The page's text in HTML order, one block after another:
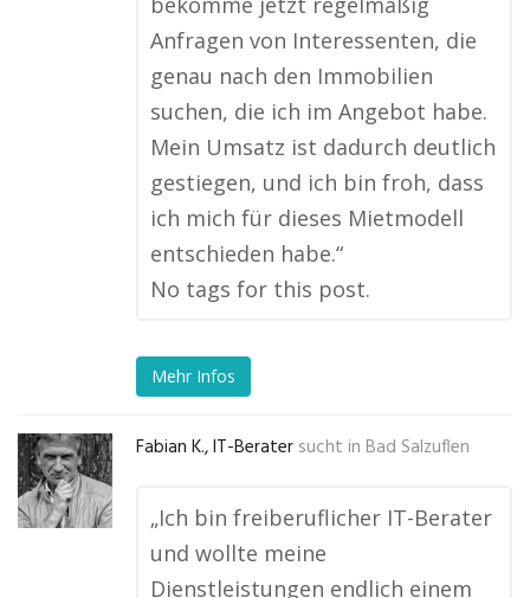
Anfragen von Interessenten, die
genau nach den Immobilien
suchen, die ich im Angebot habe.
Mein Umsatz ist dadurch deutlich
gestiegen, und ich bin froh, dass
ich mich für dieses Mietmodell
entschieden habe.“
No tags for this post.
Mehr Infos
Fabian K., IT-Berater sucht in Bad Salzuflen
„Ich bin freiberuflicher IT-Berater
und wollte meine
Dienstleistungen endlich einem